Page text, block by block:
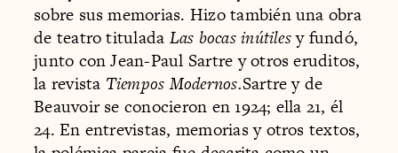
sobre sus memorias. Hizo también una obra
de teatro titulada Las bocas inútilesy fundó,
junto con Jean-Paul Sartre y otros eruditos,
la revista Tiempos Modernos.Sartre y de
Beauvoir se conocieron en 1924; ella 21, él
24. En entrevistas, memorias y otros textos,